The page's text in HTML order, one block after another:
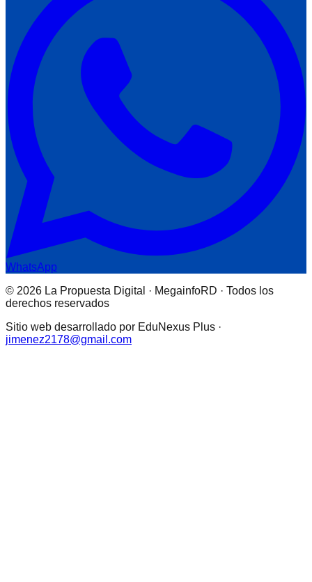
WhatsApp
© 2026 La Propuesta Digital · MegainfoRD · Todos los
derechos reservados
Sitio web desarrollado por EduNexus Plus ·
jimenez2178@gmail.com